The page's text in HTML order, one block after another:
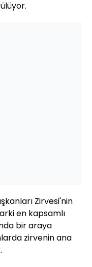
Zirvesi'nin
en kapsamlı
bir araya
zirvenin ana